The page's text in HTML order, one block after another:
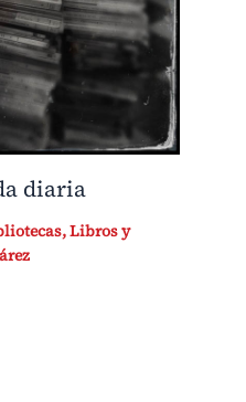
diaria
,Libros y